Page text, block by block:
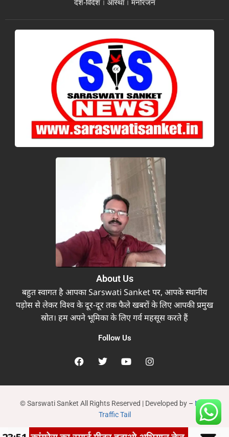
देश-विदेश
आस्था मनोरंजन
About Us
बहुत स्वागत है आपका Sarswati Sanket पर, आपके स्थानीय
पड़ोस से लेकर विश्व के दूर-दूर तक फैले खबरों के लिए आपकी प्रमुख
स्रोत। हम अपने भूमिका के लिए गर्व महसूस करते हैं
Follow Us
© Sarswati Sanket All Rights Reserved | Developed by – New
Traffic Tail